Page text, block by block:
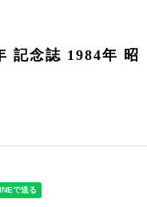
記念誌 1984年 昭